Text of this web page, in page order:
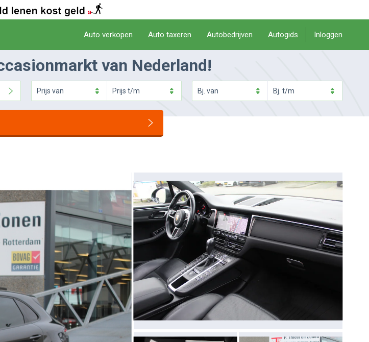
Auto verkopen Auto taxeren Autobedrijven Autogids Inloggen
van Nederland!
Prijs van Prijs t/m Bj. van Bj. t/m